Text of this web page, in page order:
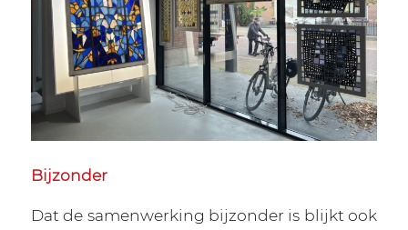
Bijzonder
Dat de samenwerking bijzonder is blijkt ook